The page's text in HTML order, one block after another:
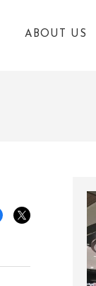
ABOUT US